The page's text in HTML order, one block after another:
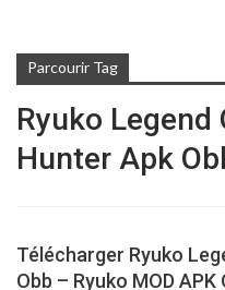
Parcourir Tag
Ryuko Legend
Hunter Apk
Télécharger Ryuko
Obb – Ryuko MOD APK